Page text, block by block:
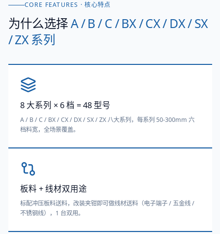
CORE FEATURES · 核心特点
为什么选择A / B / C / BX / CX / DX / SX
/ ZX 系列
8 大系列 × 6 档 = 48 型号
A / B / C / BX / CX / DX / SX / ZX 八大系列，每系列 50-300mm 六
档料宽，全场景覆盖。
板料 + 线材双用途
标配冲压板料送料，改装夹钳即可做线材送料（电子端子 / 五金线 /
不锈钢线），1 台双用。